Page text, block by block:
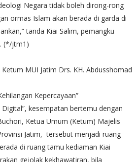
Negara tidak boleh dirong-rong
ormas Islam akan berada di garda di
tanda Kiai Salim, pemangku
(*/jtm1)
MUI Jatim Drs. KH. Abdusshomad
Kepercayaan”
kesempatan bertemu dengan
Ketua Umum (Ketum) Majelis
Jatim, tersebut menjadi ruang
di ruang tamu kediaman Kiai
gejolak kekhawatiran, bila